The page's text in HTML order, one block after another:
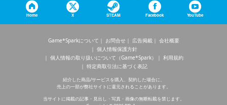
Home X STEAM Facebook YouTube
Game*Sparkについて お問合せ 広告掲載
会社概要
個人情報保護方針
個人情報の取り扱いについて（Game*Spark）
利用規約
特定商取引法に基づく表記
紹介した商品/サービスを購入、契約した場合に、
売上の一部が弊社サイトに還元されることがあります。
当サイトに掲載の記事・見出し・写真・画像の無断転載を禁じます。